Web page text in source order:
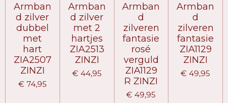
Armban
d zilver
dubbel
met
hart
ZIA2507
ZINZI
€ 74,95
Armban
d zilver
met 2
hartjes
ZIA2513
ZINZI
€ 44,95
Armban
d
zilveren
fantasie
rosé
verguld
ZIA1129
R ZINZI
€ 49,95
Armban
d
zilveren
fantasie
ZIA1129
ZINZI
€ 49,95